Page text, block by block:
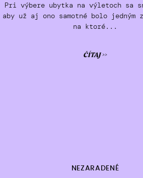
Pri výbere ubytka na výletoch sa
aby už aj ono samotné bolo jedným
na ktoré...
ČÍTAJ >>
NEZARADENÉ